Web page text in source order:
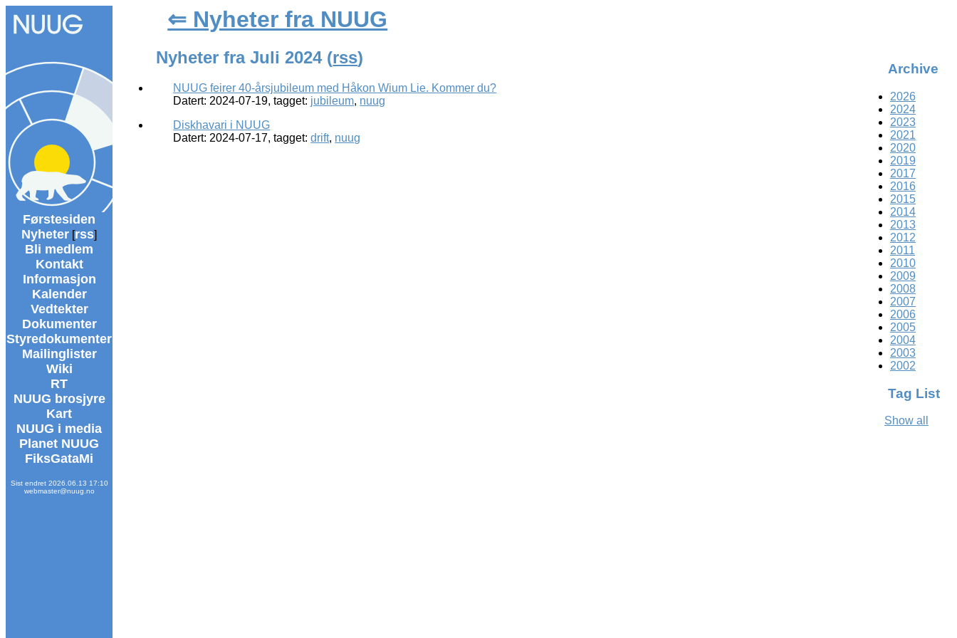
Førstesiden
Nyheter [rss]
Bli medlem
Kontakt
Informasjon
Kalender
Vedtekter
Dokumenter
Styredokumenter
Mailinglister
Wiki
RT
NUUG brosjyre
Kart
NUUG i media
Planet NUUG
FiksGataMi
Sist endret 2026.06.13 17:10
webmaster@nuug.no
⇐ Nyheter fra NUUG
Archive
2026
2024
2023
2021
2020
2019
2017
2016
2015
2014
2013
2012
2011
2010
2009
2008
2007
2006
2005
2004
2003
2002
Tag List
Show all
Nyheter fra Juli 2024 (rss)
NUUG feirer 40-årsjubileum med Håkon Wium Lie. Kommer du?
Datert: 2024-07-19, tagget: jubileum, nuug
Diskhavari i NUUG
Datert: 2024-07-17, tagget:drift, nuug